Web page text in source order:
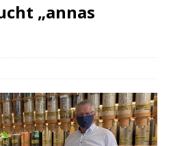
„annas